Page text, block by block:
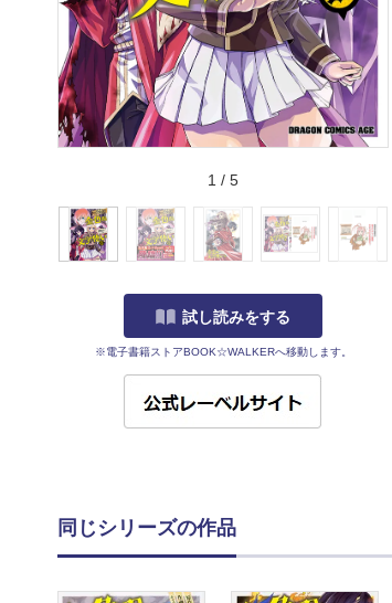
1 / 5
試し読みをする
※電子書籍ストアBOOK☆WALKERへ移動します。
同じシリーズの作品